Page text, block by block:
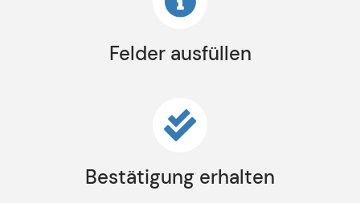
Felder ausfüllen
Bestätigung erhalten